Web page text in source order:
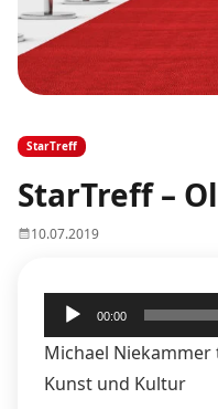
StarTreff
StarTreff –
10.07.2019
Audio-
Player
00:00
Michael
Kunst und Kultur